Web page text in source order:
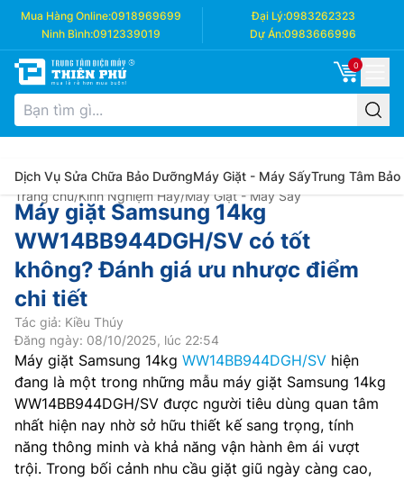
Mua Hàng Online:0918969699 Đại Lý:0983262323
Ninh Bình:0912339019 Dự Án:0983666996
0
Dịch Vụ Sửa Chữa Bảo DưỡngMáy Giặt - Máy SấyTrung Tâm Bảo
Trang chủ/Kinh Nghiệm Hay/Máy Giặt - Máy Sấy
Máy giặt Samsung 14kg
WW14BB944DGH/SV có tốt
không? Đánh giá ưu nhược điểm
chi tiết
Tác giả: Kiều Thúy
Đăng ngày: 08/10/2025, lúc 22:54
Máy giặt Samsung 14kg WW14BB944DGH/SV hiện
đang là một trong những mẫu máy giặt Samsung 14kg
WW14BB944DGH/SV được người tiêu dùng quan tâm
nhất hiện nay nhờ sở hữu thiết kế sang trọng, tính
năng thông minh và khả năng vận hành êm ái vượt
trội. Trong bối cảnh nhu cầu giặt giũ ngày càng cao,